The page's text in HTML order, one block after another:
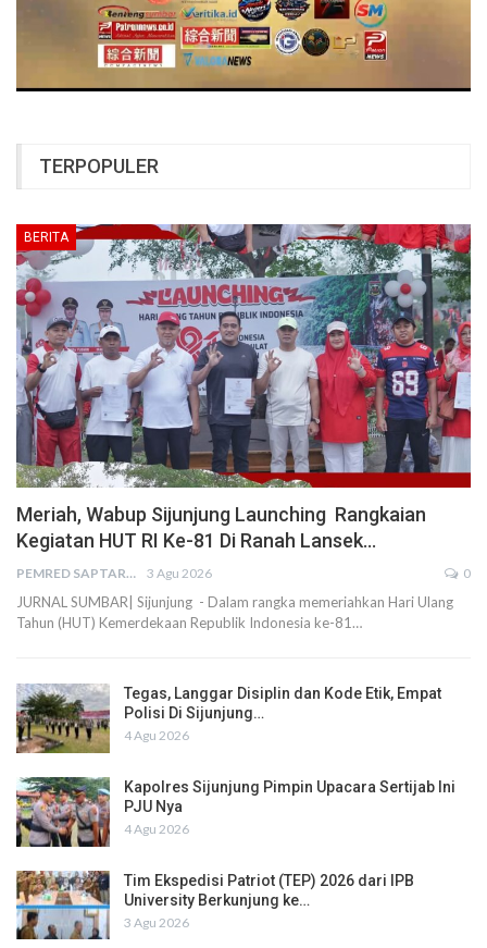
TERPOPULER
BERITA
Meriah, Wabup Sijunjung Launching Rangkaian
Kegiatan HUT RI Ke-81 Di Ranah Lansek…
PEMRED SAPTARIUS 3 Agu 2026 0
JURNAL SUMBAR| Sijunjung - Dalam rangka memeriahkan Hari Ulang
Tahun (HUT) Kemerdekaan Republik Indonesia ke-81…
Tegas, Langgar Disiplin dan Kode Etik, Empat
Polisi Di Sijunjung…
4 Agu 2026
Kapolres Sijunjung Pimpin Upacara Sertijab Ini
PJU Nya
4 Agu 2026
Tim Ekspedisi Patriot (TEP) 2026 dari IPB
University Berkunjung ke…
3 Agu 2026